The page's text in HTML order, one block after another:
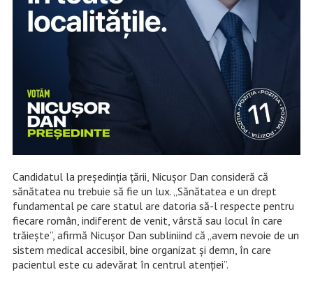
Candidatul la președinția țării, Nicușor Dan consideră că
sănătatea nu trebuie să fie un lux. „Sănătatea e un drept
fundamental pe care statul are datoria să-l respecte pentru
fiecare român, indiferent de venit, vârstă sau locul în care
trăiește”, afirmă Nicușor Dan subliniind că „avem nevoie de un
sistem medical accesibil, bine organizat și demn, în care
pacientul este cu adevărat în centrul atenției”.